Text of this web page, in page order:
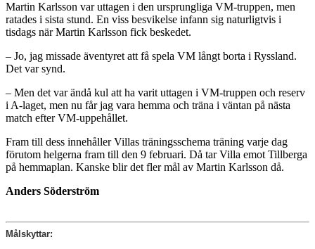
Martin Karlsson var uttagen i den ursprungliga VM-truppen, men
ratades i sista stund. En viss besvikelse infann sig naturligtvis i
tisdags när Martin Karlsson fick beskedet.
– Jo, jag missade äventyret att få spela VM långt borta i Ryssland.
Det var synd.
– Men det var ändå kul att ha varit uttagen i VM-truppen och reserv
i A-laget, men nu får jag vara hemma och träna i väntan på nästa
match efter VM-uppehållet.
Fram till dess innehåller Villas träningsschema träning varje dag
förutom helgerna fram till den 9 februari. Då tar Villa emot Tillberga
på hemmaplan. Kanske blir det fler mål av Martin Karlsson då.
Anders Söderström
Målskyttar: